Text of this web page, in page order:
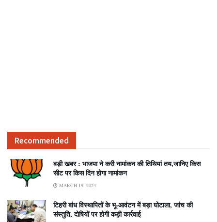
Recommended
बड़ी खबर : भाजपा ने करी नामांकन की तिथियां तय,जानिए किस
सीट पर किस दिन होगा नामांकन
MARCH 19, 2024
टिहरी बांध विस्थापितों के भू-आवंटन में बड़ा घोटाला, जांच की
संस्तुति, दोषियों पर होगी कड़ी कार्रवाई